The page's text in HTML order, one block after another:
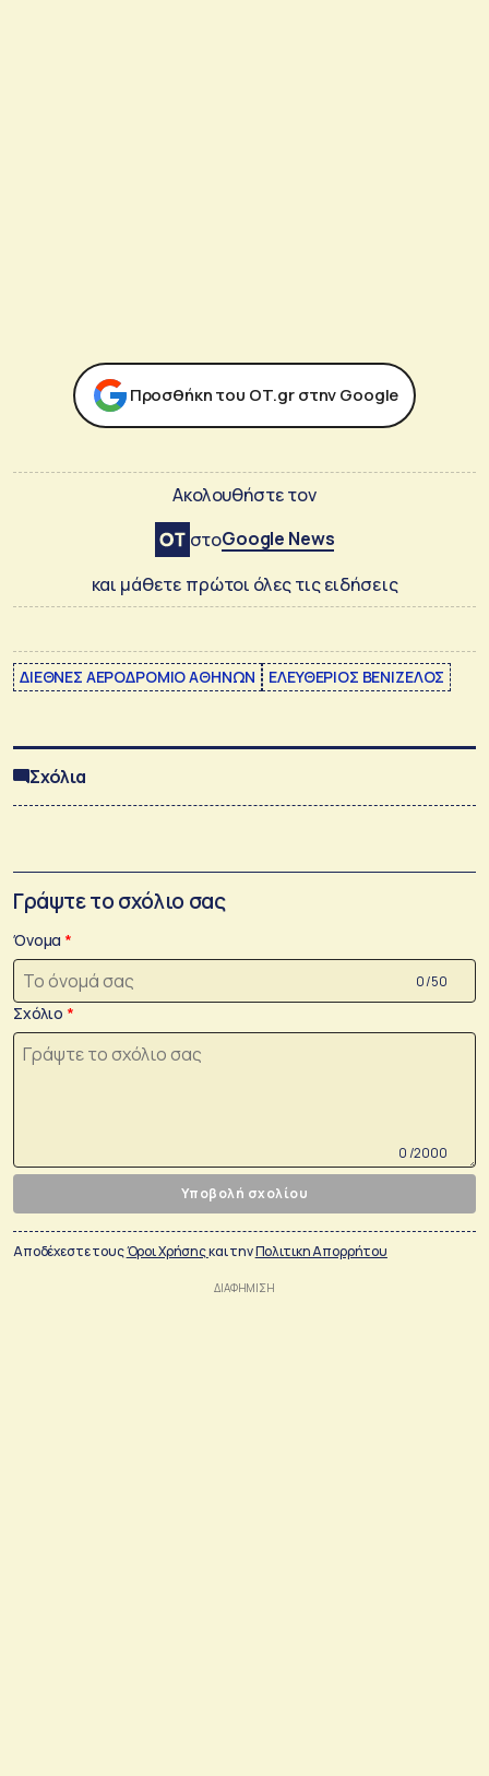
Προσθήκη του ΟΤ.gr στην Google
Ακολουθήστε τον
στοGoogle News
και μάθετε πρώτοι όλες τις ειδήσεις
ΔΙΕΘΝΕΣ ΑΕΡΟΔΡΟΜΙΟ ΑΘΗΝΩΝ ΕΛΕΥΘΕΡΙΟΣ ΒΕΝΙΖΕΛΟΣ
Σχόλια
Γράψτε το σχόλιο σας
Όνομα
0 /50
Σχόλιο
0 /2000
Υποβολή σχολίου
Αποδέχεστε τουςΌροι Χρήσηςκαι τηνΠολιτικη Απορρήτου